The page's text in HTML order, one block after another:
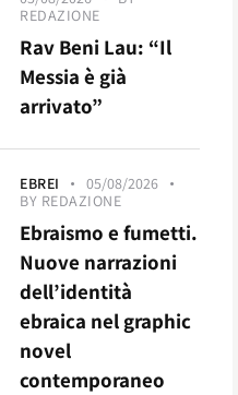
REDAZIONE
Rav Beni Lau: “Il
Messia è già
arrivato”
EBREI
05/08/2026
BY REDAZIONE
Ebraismo e fumetti.
Nuove narrazioni
dell’identità
ebraica nel graphic
novel
contemporaneo